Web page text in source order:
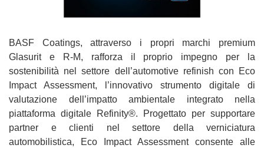
BASF Coatings, attraverso i propri marchi premium
Glasurit e R-M, rafforza il proprio impegno per la
sostenibilità nel settore dell’automotive refinish con Eco
Impact Assessment, l’innovativo strumento digitale di
valutazione dell’impatto ambientale integrato nella
piattaforma digitale Refinity®. Progettato per supportare
partner e clienti nel settore della verniciatura
automobilistica, Eco Impact Assessment consente alle